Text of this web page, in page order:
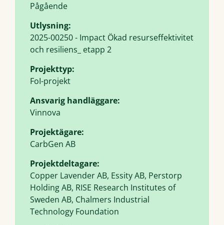
Pågående
Utlysning:
2025-00250 - Impact Ökad resurseffektivitet
och resiliens_ etapp 2
Projekttyp:
FoI-projekt
Ansvarig handläggare:
Vinnova
Projektägare:
CarbGen AB
Projektdeltagare:
Copper Lavender AB, Essity AB, Perstorp
Holding AB, RISE Research Institutes of
Sweden AB, Chalmers Industrial
Technology Foundation